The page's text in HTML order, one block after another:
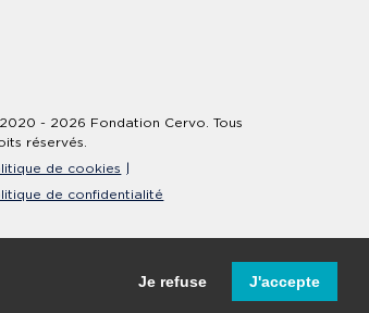
Je refuse J'accepte
- 2026 Fondation Cervo. Tous
réservés.
de cookies
de confidentialité